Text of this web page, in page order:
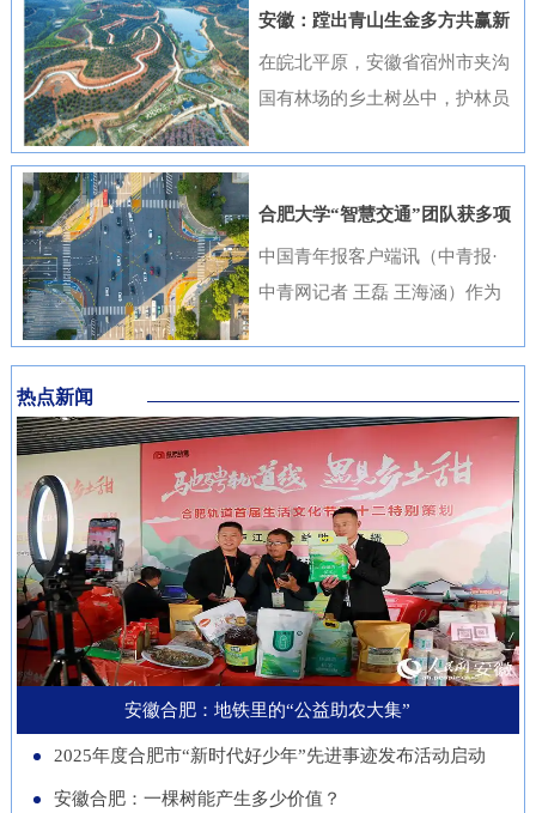
应、热情参与。95名员工利用业
余时间潜心创作，共提交89件作
品。经过严格遴选，41件优秀作
《廉心清颂》《缝隙》等获奖作
品构思精巧、寓意深刻，将廉洁
内涵与传统文化元素相融合，充
面的扎实成效。近年来，邮储银
行安徽省分行始终将清廉金融文
化建设摆在重要位置，通过常态
化教育、制度完善与持续宣传，
推动廉洁理念内化于心、外化于
行。在开展正面宣传教育的同
时，该行也注重警示教育，特别
是面向党员领导干部开展“以案
示警、以案为戒、以案促改”专
题教育，着力构建“不敢腐、不
能腐、不想腐”的长效机制，引
创新成果与厚重文化底蕴再度亮
参会工作，已于9月20日在合肥
进博会外企（安徽）供需对接暨
投资交流活动”，会上，130余家
安徽本土知名企业与21家进博会
系。在本届进博会上，来自安徽
的科技企业带来多件实物展品在
中国馆展出，此外，淮南、池州
等地市的老字号、非遗项目也展
示安徽丰富的文化底蕴。进博八
年，安徽从一个“采购者”，努力
成为“战略合作者”，合作模式也
从单纯的“买产品”向“引技术、
促升级”深化。今年安徽交易团
负责组织新兴产业相关单位参会
招商。这一切都服务于一个更精
准的目标：通过进博会，赋能安
安徽：蹚出青山生金多方共赢新
路径
在皖北平原，安徽省宿州市夹沟
国有林场的乡土树丛中，护林员
南山区，歙县桂林国有林场的林
下基地里，农户忙着采收黄栀
林，从各自为战到联农共富，安
色变革，在守护江淮生态屏障的
同时，蹚出了一条生态效益、经
济效益、社会效益共赢的新路
径。作为全国林业大省，安徽现
有国有林场100个，经营总面积
超400万亩。近年来，安徽深入
贯彻落实习近平生态文明思想，
以国有林场改革为契机，通过创
新经营模式、拓展产业维度、深
化联农机制，让昔日“只守青山
合肥大学“智慧交通”团队获多项
重要进展
中国青年报客户端讯（中青报·
中青网记者 王磊 王海涵）作为
局城市，合肥正在着力打造低空
经济“前沿阵地”。合肥大学“智
慧交通”团队正在基础理论、关
键核心技术、人才队伍、产业发
展等方面全面发力，着力支撑合
肥打造综合交通枢纽科技力量。
近年来，合肥大学智能建造与交
通学院积极布局低空交通发展新
赛道，打造安徽省智慧交通大数
据分析与应用工程实验室等学科
交叉创新平台，联合头部企业开
展低空物流、城市应急等多应用
场景技术攻关。2025年，团
热点新闻
安徽合肥：地铁里的“公益助农大集”
2025年度合肥市“新时代好少年”先进事迹发布活动启动
安徽合肥：一棵树能产生多少价值？